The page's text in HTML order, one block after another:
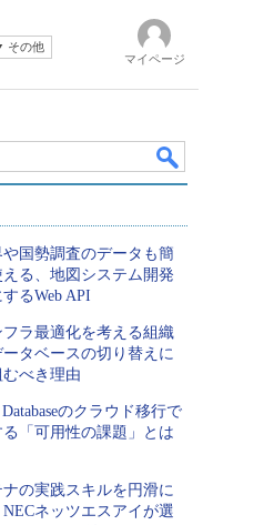
その他
マイページ
国勢調査のデータも簡
る、地図システム開発
るWeb API
ラ最適化を考える組織
タベースの切り替えに
べき理由
Databaseのクラウド移行で
「可用性の課題」とは
ナの実践スキルを円滑に
NECネッツエスアイが選